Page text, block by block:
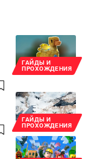
ГАЙДЫ И
ПРОХОЖДЕНИЯ
ГАЙДЫ И
ПРОХОЖДЕНИЯ